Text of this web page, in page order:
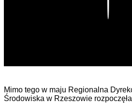
Mimo tego w maju Regionalna
Środowiska w Rzeszowie